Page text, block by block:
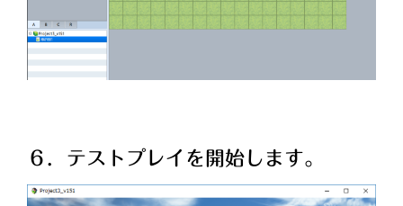
６．テストプレイを開始します。